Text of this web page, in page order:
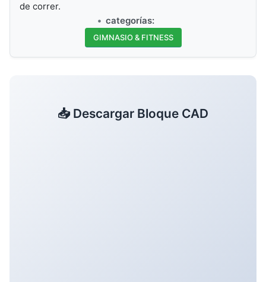
de correr.
categorías:
GIMNASIO & FITNESS
📥 Descargar Bloque CAD